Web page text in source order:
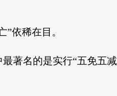
依稀在目。
著名的是实行“五免五减